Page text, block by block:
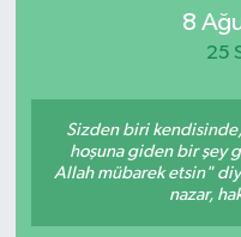
8
25
Sizden biri
hoşuna giden bir şey
Allah mübarek etsin"
nazar,
Teknoloji
TRABZON
TRABZONSPOR